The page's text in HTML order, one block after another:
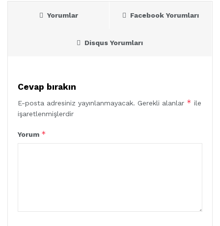
Yorumlar Facebook Yorumları
Disqus Yorumları
Cevap bırakın
E-posta adresiniz yayınlanmayacak. Gerekli alanlar * ile
işaretlenmişlerdir
Yorum *